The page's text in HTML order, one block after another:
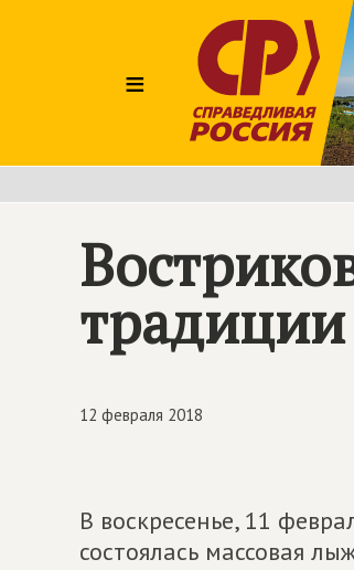
≡
12 февраля 2018
В воскресенье, 11
состоялась массовая